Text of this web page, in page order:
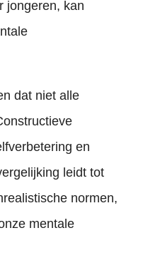
jongeren, kan
dat niet alle
en
leidt tot
normen,
mentale